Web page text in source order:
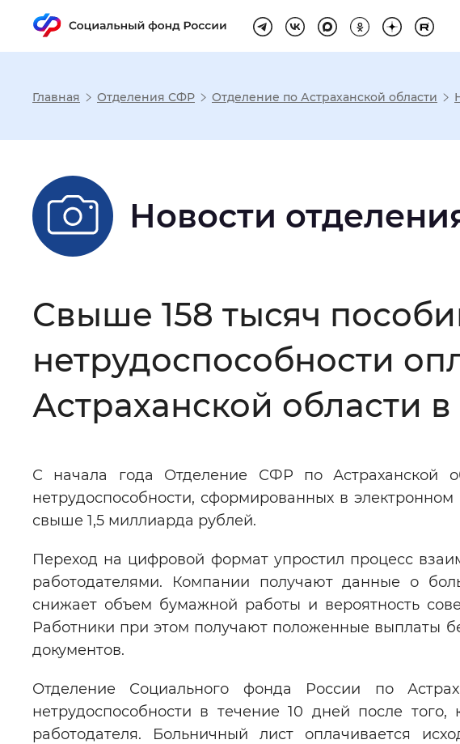
Настройка режима
Размер шрифта
Шрифт
Интервал между буквами: Нормальный
Монохромный
Звуковой ассистент:
Вернуть стандартные настройки
Главная Отделения СФР Отделение по Астраханской области
Новости
Свыше 158 тысяч
нетрудоспособности
Астраханской области в
С начала года Отделение СФР по Астраханской
нетрудоспособности, сформированных в
свыше 1,5 миллиарда рублей.
Переход на цифровой формат упростил процесс
работодателями. Компании получают данные о
снижает объем бумажной работы и вероятность
Работники при этом получают положенные выплаты
документов.
Отделение Социального фонда России по
нетрудоспособности в течение 10 дней после
работодателя. Больничный лист оплачивается